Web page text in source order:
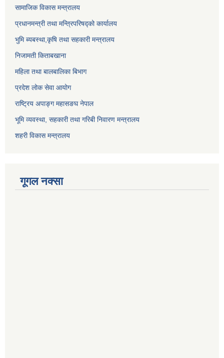
सामाजिक विकास मन्त्रालय
प्रधानमन्त्री तथा मन्त्रिपरिषद्को कार्यालय
भुमि ब्यबस्था,कृषि तथा सहकारी मन्त्रालय
निजामती किताबखाना
महिला तथा बालबालिका बिभाग
प्रदेश लोक सेवा आयोग
राष्ट्रिय अपाङ्ग महासङघ नेपाल
भूमि व्यवस्था, सहकारी तथा गरिबी निवारण मन्त्रालय
शहरी विकास मन्त्रालय
गूगल नक्सा